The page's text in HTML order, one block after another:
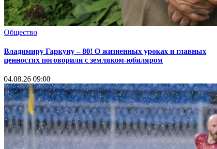
Общество
Владимиру Гаркуну – 80! О жизненных уроках и главных
ценностях поговорили с земляком-юбиляром
04.08.26 09:00